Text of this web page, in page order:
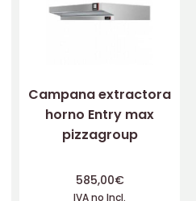
Campana extractora
horno Entry max
pizzagroup
585,00€
IVA no Incl.